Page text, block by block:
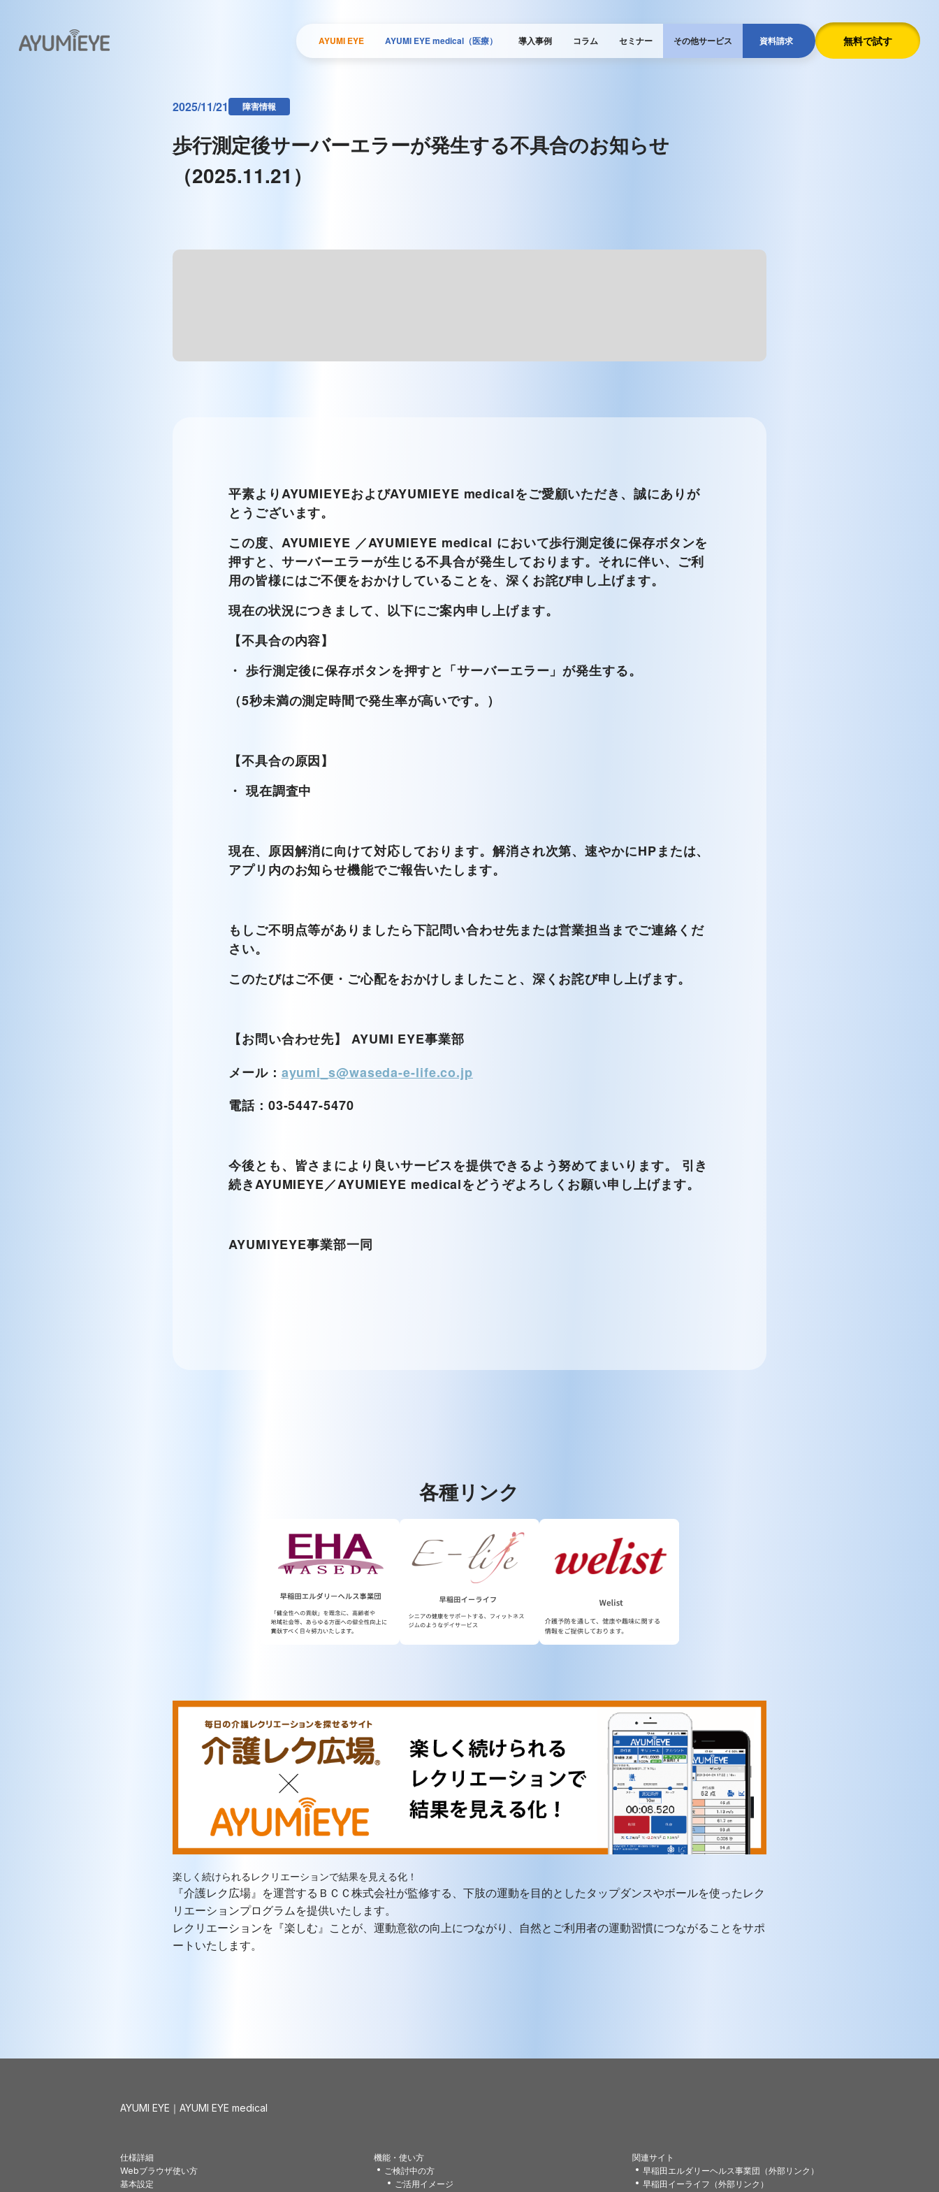
AYUMI EYE AYUMI EYE medical（医療） 導入事例 コラム セミナー その他サービス 資料請求 無料で試す
2025/11/21 障害情報
歩行測定後サーバーエラーが発生する不具合のお知らせ
（2025.11.21）
平素よりAYUMIEYEおよびAYUMIEYE medicalをご愛顧いただき、誠にありが
とうございます。
この度、AYUMIEYE ／AYUMIEYE medical において歩行測定後に保存ボタンを
押すと、サーバーエラーが生じる不具合が発生しております。それに伴い、ご利
用の皆様にはご不便をおかけしていることを、深くお詫び申し上げます。
現在の状況につきまして、以下にご案内申し上げます。
【不具合の内容】
・ 歩行測定後に保存ボタンを押すと「サーバーエラー」が発生する。
（5秒未満の測定時間で発生率が高いです。）
【不具合の原因】
・ 現在調査中
現在、原因解消に向けて対応しております。解消され次第、速やかにHPまたは、
アプリ内のお知らせ機能でご報告いたします。
もしご不明点等がありましたら下記問い合わせ先または営業担当までご連絡くだ
さい。
このたびはご不便・ご心配をおかけしましたこと、深くお詫び申し上げます。
【お問い合わせ先】 AYUMI EYE事業部
メール： ayumi_s@waseda-e-life.co.jp
電話：03-5447-5470
今後とも、皆さまにより良いサービスを提供できるよう努めてまいります。 引き
続きAYUMIEYE／AYUMIEYE medicalをどうぞよろしくお願い申し上げます。
AYUMIYEYE事業部一同
各種リンク
楽しく続けられるレクリエーションで結果を見える化！
『介護レク広場』を運営するＢＣＣ株式会社が監修する、下肢の運動を目的としたタップダンスやボールを使ったレク
リエーションプログラムを提供いたします。
レクリエーションを『楽しむ』ことが、運動意欲の向上につながり、自然とご利用者の運動習慣につながることをサポ
ートいたします。
AYUMI EYE｜AYUMI EYE medical
仕様詳細
Webブラウザ使い方
基本設定
機能・使い方
ご検討中の方
ご活用イメージ
関連サイト
早稲田エルダリーヘルス事業団（外部リンク）
早稲田イーライフ（外部リンク）